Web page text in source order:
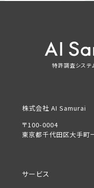
特許調査システ
株式会社 AI Samurai
〒100-0004
東京都千代田区大手町
サービス